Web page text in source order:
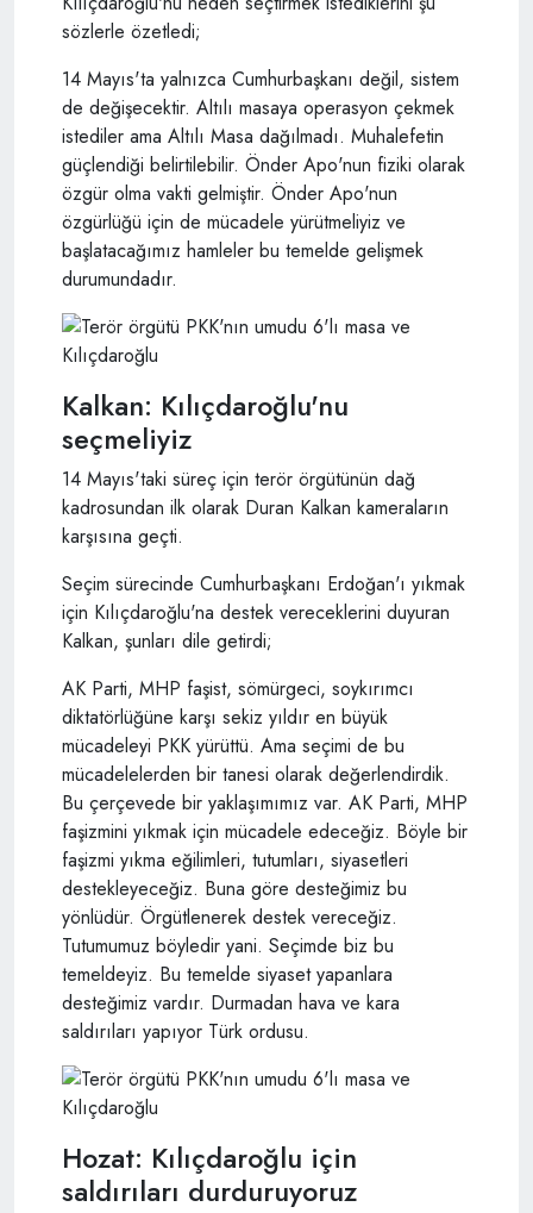
sözlerle özetledi;
14 Mayıs'ta yalnızca Cumhurbaşkanı değil, sistem
de değişecektir. Altılı masaya operasyon çekmek
istediler ama Altılı Masa dağılmadı. Muhalefetin
güçlendiği belirtilebilir. Önder Apo'nun fiziki olarak
özgür olma vakti gelmiştir. Önder Apo'nun
özgürlüğü için de mücadele yürütmeliyiz ve
başlatacağımız hamleler bu temelde gelişmek
durumundadır.
Kalkan: Kılıçdaroğlu'nu
seçmeliyiz
14 Mayıs'taki süreç için terör örgütünün dağ
kadrosundan ilk olarak Duran Kalkan kameraların
karşısına geçti.
Seçim sürecinde Cumhurbaşkanı Erdoğan'ı yıkmak
için Kılıçdaroğlu'na destek vereceklerini duyuran
Kalkan, şunları dile getirdi;
AK Parti, MHP faşist, sömürgeci, soykırımcı
diktatörlüğüne karşı sekiz yıldır en büyük
mücadeleyi PKK yürüttü. Ama seçimi de bu
mücadelelerden bir tanesi olarak değerlendirdik.
Bu çerçevede bir yaklaşımımız var. AK Parti, MHP
faşizmini yıkmak için mücadele edeceğiz. Böyle bir
faşizmi yıkma eğilimleri, tutumları, siyasetleri
destekleyeceğiz. Buna göre desteğimiz bu
yönlüdür. Örgütlenerek destek vereceğiz.
Tutumumuz böyledir yani. Seçimde biz bu
temeldeyiz. Bu temelde siyaset yapanlara
desteğimiz vardır. Durmadan hava ve kara
saldırıları yapıyor Türk ordusu.
Hozat: Kılıçdaroğlu için
saldırıları durduruyoruz